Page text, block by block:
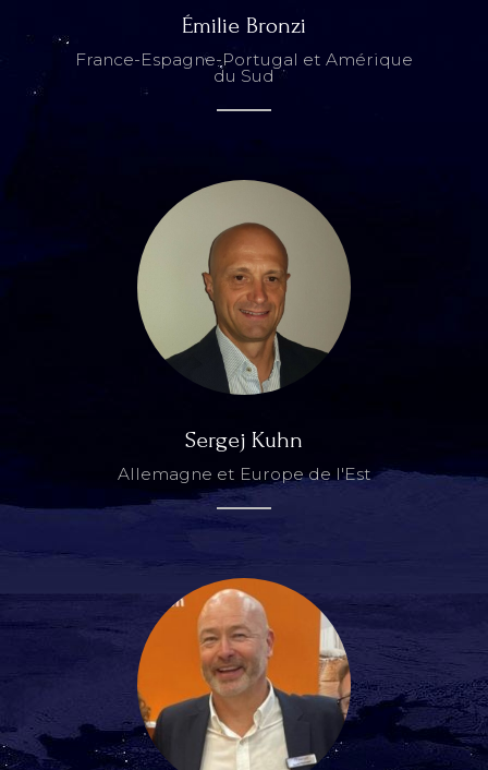
Émilie Bronzi
France-Espagne-Portugal et Amérique
du Sud
Sergej Kuhn
Allemagne et Europe de l'Est